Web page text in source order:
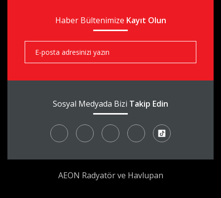
aks
Haber Bültenimize Kayıt Olun
Sosyal Medyada Bizi Takip Edin
AEON Radyatör ve Havlupan